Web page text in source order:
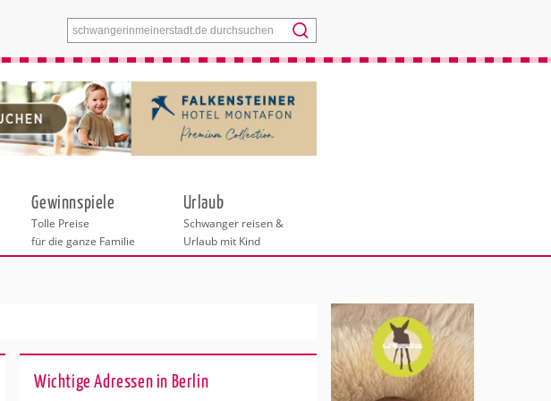
Menü
Gewinnspiele
Tolle Preise
für die ganze Familie
Urlaub
Schwanger reisen &
Urlaub mit Kind
Wichtige Adressen in Berlin